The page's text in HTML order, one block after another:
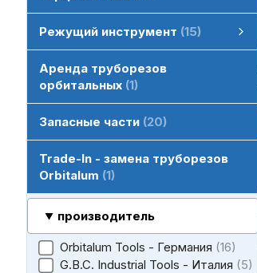
Режущий инструмент 15
Аренда труборезов
орбитальных 1
Запасные части 20
Trade-In - замена труборезов
Orbitalum 1
производитель
Orbitalum Tools - Германия 16
G.B.C. Industrial Tools - Италия
5